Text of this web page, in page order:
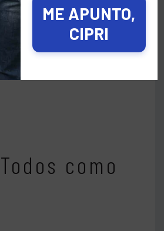
Todos como
ME APUNTO,
CIPRI